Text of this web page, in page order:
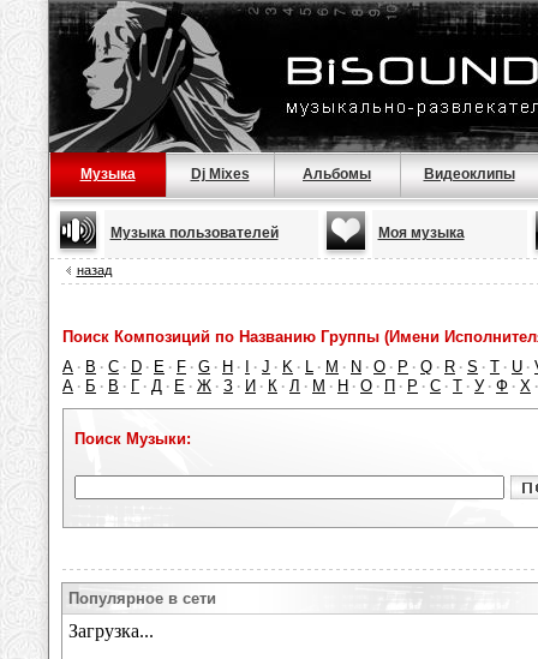
Музыка Dj Mixes Альбомы Видеоклипы
Музыка пользователей Моя музыка
назад
Поиск Композиций по Названию Группы (Имени
A · B · C · D · E · F · G · H · · J · K · L · M · N · O · P · Q · R · S · T · U ·
А · Б · В · Г · Д · Е · Ж · З · И · К · Л · М · Н · О · П · Р · С · Т · У · Ф · Х
Поиск Музыки:
Популярное в сети